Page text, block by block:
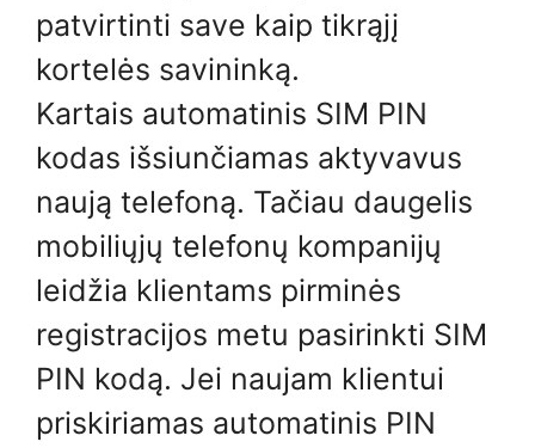
patvirtinti save kaip tikrąjį
kortelės savininką.
Kartais automatinis SIM PIN
kodas išsiunčiamas aktyvavus
naują telefoną. Tačiau daugelis
mobiliųjų telefonų kompanijų
leidžia klientams pirminės
registracijos metu pasirinkti SIM
PIN kodą. Jei naujam klientui
priskiriamas automatinis PIN